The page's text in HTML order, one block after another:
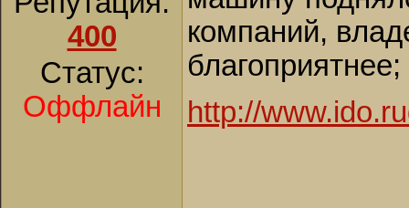
400
Статус:
Оффлайн
компаний,
http://